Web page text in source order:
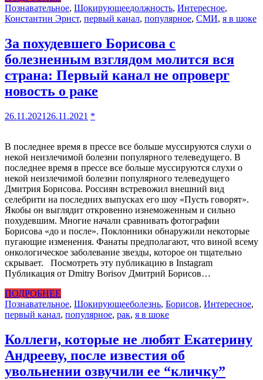
Познавательное, Шокирующеедолжность, Интересное,
Константин Эрнст, первый канал, популярное, СМИ, я в шоке
За похудевшего Борисова с
болезненным взглядом молится вся
страна: Первый канал не опроверг
новость о раке
26.11.2021 26.11.2021 *
В последнее время в прессе все больше муссируются слухи о
некой неизлечимой болезни популярного телеведущего. В
последнее время в прессе все больше муссируются слухи о
некой неизлечимой болезни популярного телеведущего
Дмитрия Борисова. Россиян встревожил внешний вид
селебрити на последних выпусках его шоу «Пусть говорят».
Якобы он выглядит откровенно изнеможенным и сильно
похудевшим. Многие начали сравнивать фотографии
Борисова «до и после». Поклонники обнаружили некоторые
пугающие изменения. Фанаты предполагают, что виной всему
онкологическое заболевание звезды, которое он тщательно
скрывает. Посмотреть эту публикацию в Instagram
Публикация от Dmitry Borisov Дмитрий Борисов…
ПОДРОБНЕЕ
Познавательное, Шокирующееболезнь, Борисов, Интересное,
первый канал, популярное, рак, я в шоке
Коллеги, которые не любят Екатерину
Андрееву, после известия об
увольнении озвучили ее “кличку”